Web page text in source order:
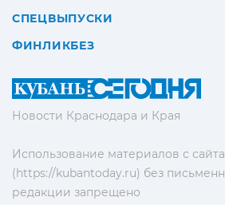
Новости Краснодара и Края
Использование материалов с
(https://kubantoday.ru) без
редакции запрещено
СПЕЦВЫПУСКИ
ФИНЛИКБЕЗ